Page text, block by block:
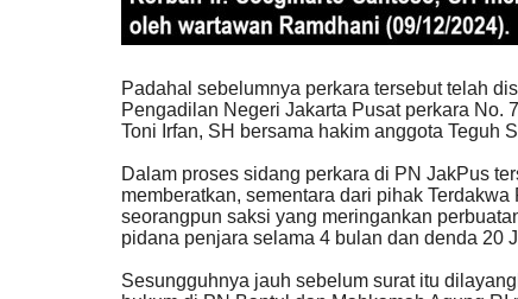
Padahal sebelumnya perkara tersebut telah
Pengadilan Negeri Jakarta Pusat perkara No.
Toni Irfan, SH bersama hakim anggota Teguh
Dalam proses sidang perkara di PN JakPus
memberatkan, sementara dari pihak
seorangpun saksi yang meringankan
pidana penjara selama 4 bulan dan denda 20
Sesungguhnya jauh sebelum surat itu